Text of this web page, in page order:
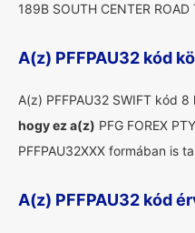
189B SOUTH CENTER
A(z) PFFPAU32 kód
A(z) PFFPAU32 SWIFT kód
hogy ez a(z) PFG FOREX
PFFPAU32XXX formában is
A(z) PFFPAU32 kód